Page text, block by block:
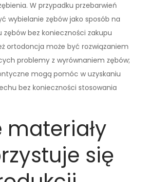
W przypadku przebarwień
wybielanie zębów jako sposób na
zębów bez konieczności zakupu
ortodoncja może być rozwiązaniem
problemy z wyrównaniem zębów;
mogą pomóc w uzyskaniu
bez konieczności stosowania
materiały
się